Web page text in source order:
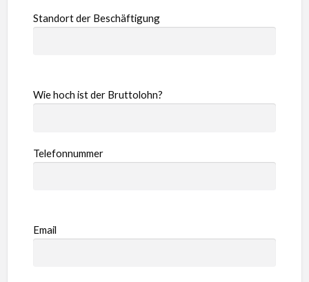
Standort der Beschäftigung
Wie hoch ist der Bruttolohn?
Telefonnummer
Email